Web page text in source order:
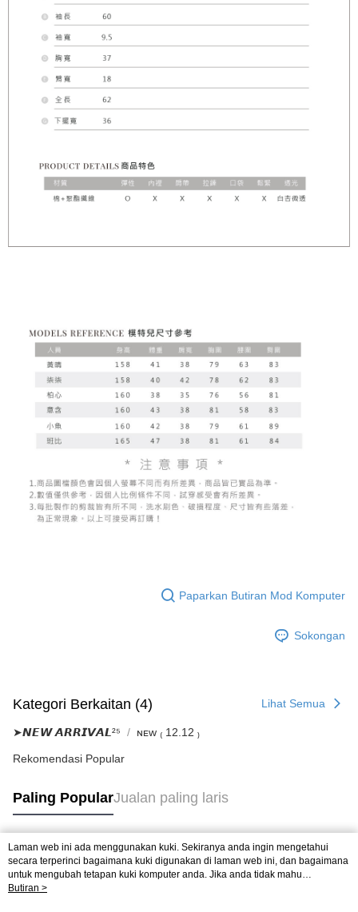
Paparkan Butiran Mod Komputer
Sokongan
Kategori Berkaitan (4) Lihat Semua
➤𝙉𝙀𝙒 𝘼𝙍𝙍𝙄𝙑𝘼𝙇²⁵ ɴᴇᴡ ₍ 12.12 ₎
Rekomendasi Popular
Paling PopularJualan paling laris
Tag Popular
Laman web ini ada menggunakan kuki. Sekiranya anda ingin mengetahui
secara terperinci bagaimana kuki digunakan di laman web ini, dan bagaimana
untuk mengubah tetapan kuki komputer anda. Jika anda tidak mahu
menggunakan kuki di komputer anda, sila rujuk penerangan mengenai kuki.
Butiran >